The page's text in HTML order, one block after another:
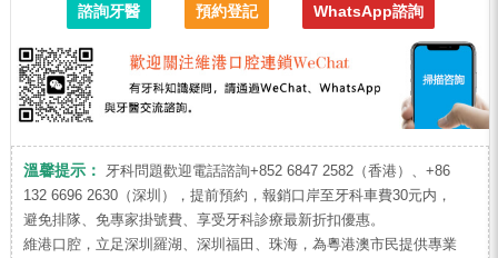
諮詢牙醫 預約登記 WhatsApp諮詢
溫馨提示：
牙科問題歡迎電話諮詢+852 6847 2582（香港）、+86
132 6696 2630（深圳），提前預約，報銷口岸至牙科車費30元内，
避免排隊、免專家掛號費、享受牙科診療最新折扣優惠。
維港口腔，立足深圳羅湖、深圳福田、珠海，為粵港澳市民提供專業